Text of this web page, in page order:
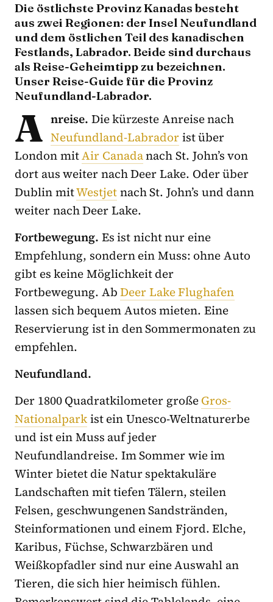
Die östlichste Provinz Kanadas besteht
aus zwei Regionen: der Insel Neufundland
und dem östlichen Teil des kanadischen
Festlands, Labrador. Beide sind durchaus
als Reise-Geheimtipp zu bezeichnen.
Unser Reise-Guide für die Provinz
Neufundland-Labrador.
A nreise. Die kürzeste Anreise nach
Neufundland-Labradorist über
London mitAir Canadanach St. John’s von
dort aus weiter nach Deer Lake. Oder über
Dublin mitWestjetnach St. John’s und dann
weiter nach Deer Lake.
Fortbewegung. Es ist nicht nur eine
Empfehlung, sondern ein Muss: ohne Auto
gibt es keine Möglichkeit der
Fortbewegung. AbDeer Lake Flughafen
lassen sich bequem Autos mieten. Eine
Reservierung ist in den Sommermonaten zu
empfehlen.
Neufundland.
Der 1800 Quadratkilometer großeGros-
Nationalparkist ein Unesco-Weltnaturerbe
und ist ein Muss auf jeder
Neufundlandreise. Im Sommer wie im
Winter bietet die Natur spektakuläre
Landschaften mit tiefen Tälern, steilen
Felsen, geschwungenen Sandstränden,
Steinformationen und einem Fjord. Elche,
Karibus, Füchse, Schwarzbären und
Weißkopfadler sind nur eine Auswahl an
Tieren, die sich hier heimisch fühlen.